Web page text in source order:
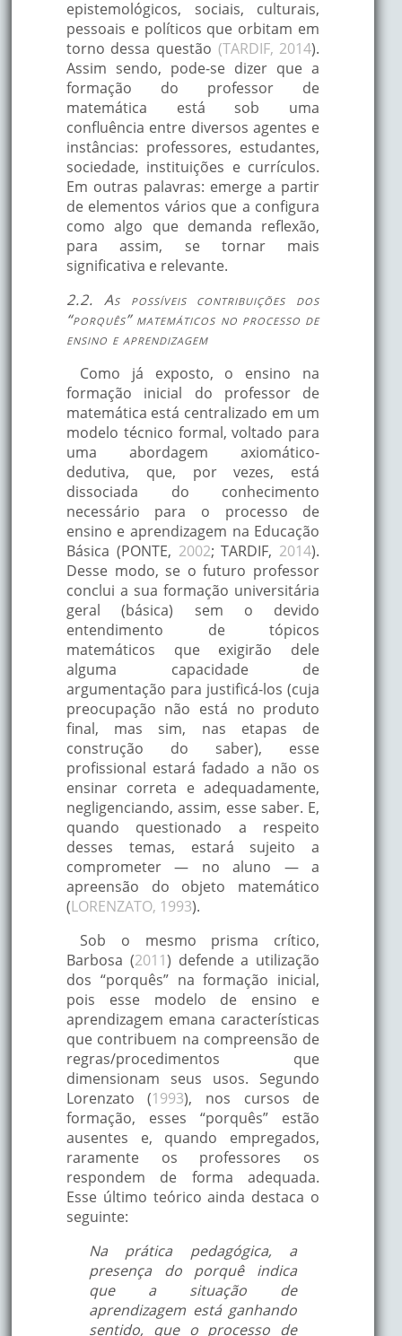
epistemológicos, sociais, culturais,
pessoais e políticos que orbitam em
torno dessa questão (TARDIF, 2014).
Assim sendo, pode-se dizer que a
formação do professor de
matemática está sob uma
confluência entre diversos agentes e
instâncias: professores, estudantes,
sociedade, instituições e currículos.
Em outras palavras: emerge a partir
de elementos vários que a configura
como algo que demanda reflexão,
para assim, se tornar mais
significativa e relevante.
2.2. As possíveis contribuições dos
“porquês” matemáticos no processo de
ensino e aprendizagem
Como já exposto, o ensino na
formação inicial do professor de
matemática está centralizado em um
modelo técnico formal, voltado para
uma abordagem axiomático-
dedutiva, que, por vezes, está
dissociada do conhecimento
necessário para o processo de
ensino e aprendizagem na Educação
Básica (PONTE, 2002; TARDIF, 2014).
Desse modo, se o futuro professor
conclui a sua formação universitária
geral (básica) sem o devido
entendimento de tópicos
matemáticos que exigirão dele
alguma capacidade de
argumentação para justificá-los (cuja
preocupação não está no produto
final, mas sim, nas etapas de
construção do saber), esse
profissional estará fadado a não os
ensinar correta e adequadamente,
negligenciando, assim, esse saber. E,
quando questionado a respeito
desses temas, estará sujeito a
comprometer — no aluno — a
apreensão do objeto matemático
(LORENZATO, 1993).
Sob o mesmo prisma crítico,
Barbosa (2011) defende a utilização
dos “porquês” na formação inicial,
pois esse modelo de ensino e
aprendizagem emana características
que contribuem na compreensão de
regras/procedimentos que
dimensionam seus usos. Segundo
Lorenzato (1993), nos cursos de
formação, esses “porquês” estão
ausentes e, quando empregados,
raramente os professores os
respondem de forma adequada.
Esse último teórico ainda destaca o
seguinte:
Na prática pedagógica, a
presença do porquê indica
que a situação de
aprendizagem está ganhando
sentido, que o processo de